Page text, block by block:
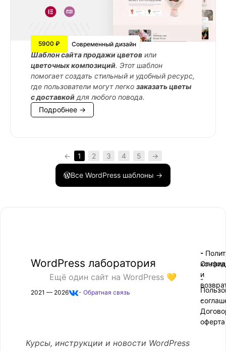
5900 ₽ Современный дизайн
Шаблон сайта продажи цветов или
цветочных композиций. Этот шаблон
помогает создать стильный и удобный ресурс,
где пользователи могут легко заказать цветы
с доставкой для любого повода.
Подробнее →
← 1 2 3 4 5 →
Все WordPress шаблоны →
WordPress лаборатория
Ещё один сайт на WordPress 💛
2021 — 2026 - Обратная связь
-
-
-
Оплата
и
-
оферта
Курсы, инструкции и новости WordPress